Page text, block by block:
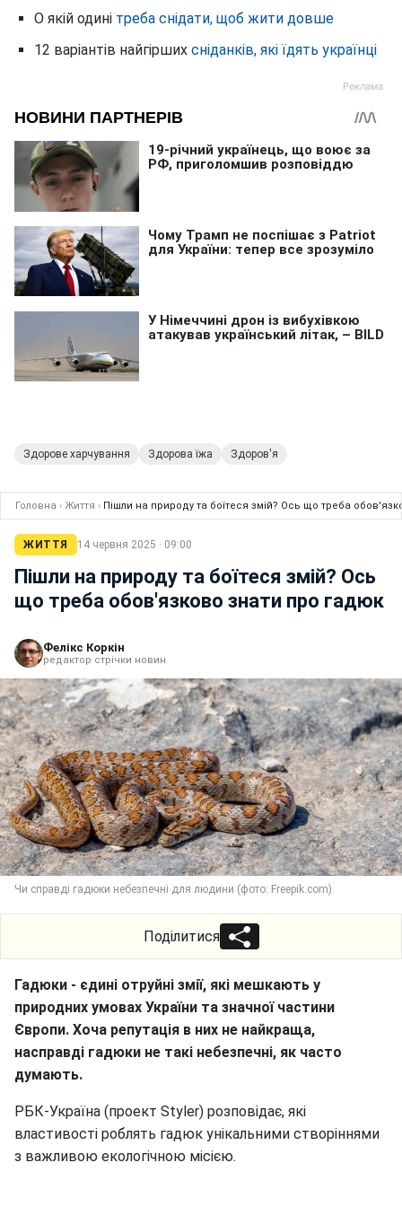
О якій одині треба снідати, щоб жити довше
12 варіантів найгірших сніданків, які їдять українці
Здорове харчування Здорова їжа Здоров'я
Головна › Життя › Пішли на природу та боїтеся змій? Ось що треба
ЖИТТЯ 14 червня 2025 · 09:00
Пішли на природу та боїтеся змій? Ось
що треба обов'язково знати про гадюк
Фелікс Коркін
редактор стрічки новин
Чи справді гадюки небезпечні для людини (фото: Freepik.com)
Поділитися
Гадюки - єдині отруйні змії, які мешкають у
природних умовах України та значної частини
Європи. Хоча репутація в них не найкраща,
насправді гадюки не такі небезпечні, як часто
думають.
РБК-Україна (проект Styler) розповідає, які
властивості роблять гадюк унікальними створіннями
з важливою екологічною місією.